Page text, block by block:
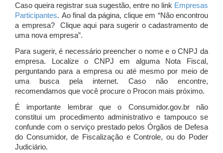
Caso queira registrar sua sugestão, entre no link Empresas
Participantes. Ao final da página, clique em “Não encontrou
a empresa? Clique aqui para sugerir o cadastramento de
uma nova empresa”.
Para sugerir, é necessário preencher o nome e o CNPJ da
empresa. Localize o CNPJ em alguma Nota Fiscal,
perguntando para a empresa ou até mesmo por meio de
uma busca pela internet. Caso não encontre,
recomendamos que você procure o Procon mais próximo.
É importante lembrar que o Consumidor.gov.br não
constitui um procedimento administrativo e tampouco se
confunde com o serviço prestado pelos Órgãos de Defesa
do Consumidor, de Fiscalização e Controle, ou do Poder
Judiciário.